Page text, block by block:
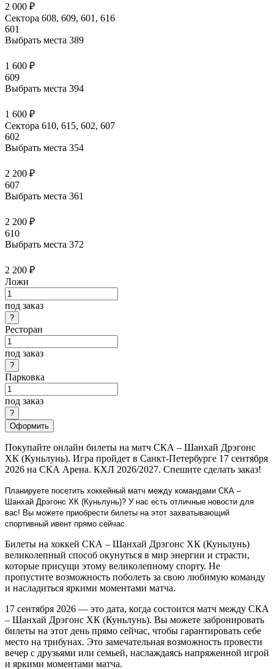
2 000 ₽
Сектора 608, 609, 601, 616
601
Выбрать места 389
1 600 ₽
609
Выбрать места 394
1 600 ₽
Сектора 610, 615, 602, 607
602
Выбрать места 354
2 200 ₽
607
Выбрать места 361
2 200 ₽
610
Выбрать места 372
2 200 ₽
Ложи
под заказ
Ресторан
под заказ
Парковка
под заказ
Оформить
Покупайте онлайн билеты на матч СКА – Шанхай Дрэгонс
ХК (Куньлунь). Игра пройдет в Санкт-Петербурге 17 сентября
2026 на СКА Арена. КХЛ 2026/2027. Спешите сделать заказ!
Планируете посетить хоккейный матч между командами СКА –
Шанхай Дрэгонс ХК (Куньлунь)? У нас есть отличные новости для
вас! Вы можете приобрести билеты на этот захватывающий
спортивный ивент прямо сейчас.
Билеты на хоккей СКА – Шанхай Дрэгонс ХК (Куньлунь)
великолепный способ окунуться в мир энергии и страсти,
которые присущи этому великолепному спорту. Не
пропустите возможность поболеть за свою любимую команду
и насладиться яркими моментами матча.
17 сентября 2026 — это дата, когда состоится матч между СКА
– Шанхай Дрэгонс ХК (Куньлунь). Вы можете забронировать
билеты на этот день прямо сейчас, чтобы гарантировать себе
место на трибунах. Это замечательная возможность провести
вечер с друзьями или семьей, наслаждаясь напряженной игрой
и яркими моментами матча.